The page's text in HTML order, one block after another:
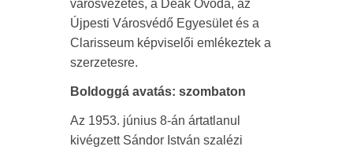
városvezetés, a Deák Óvoda, az
Újpesti Városvédő Egyesület és a
Clarisseum képviselői emlékeztek a
szerzetesre.
Boldoggá avatás: szombaton
Az 1953. június 8-án ártatlanul
kivégzett Sándor István szalézi